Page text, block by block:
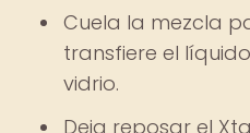
Cuela la mezcla
transfiere el
vidrio.
Deja reposar el